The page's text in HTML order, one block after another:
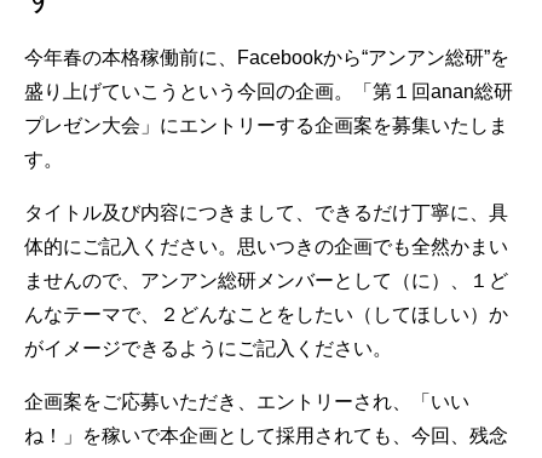
今年春の本格稼働前に、Facebookから“アンアン総研”を
盛り上げていこうという今回の企画。「第１回anan総研
プレゼン大会」にエントリーする企画案を募集いたしま
す。
タイトル及び内容につきまして、できるだけ丁寧に、具
体的にご記入ください。思いつきの企画でも全然かまい
ませんので、アンアン総研メンバーとして（に）、１ど
んなテーマで、２どんなことをしたい（してほしい）か
がイメージできるようにご記入ください。
企画案をご応募いただき、エントリーされ、「いい
ね！」を稼いで本企画として採用されても、今回、残念